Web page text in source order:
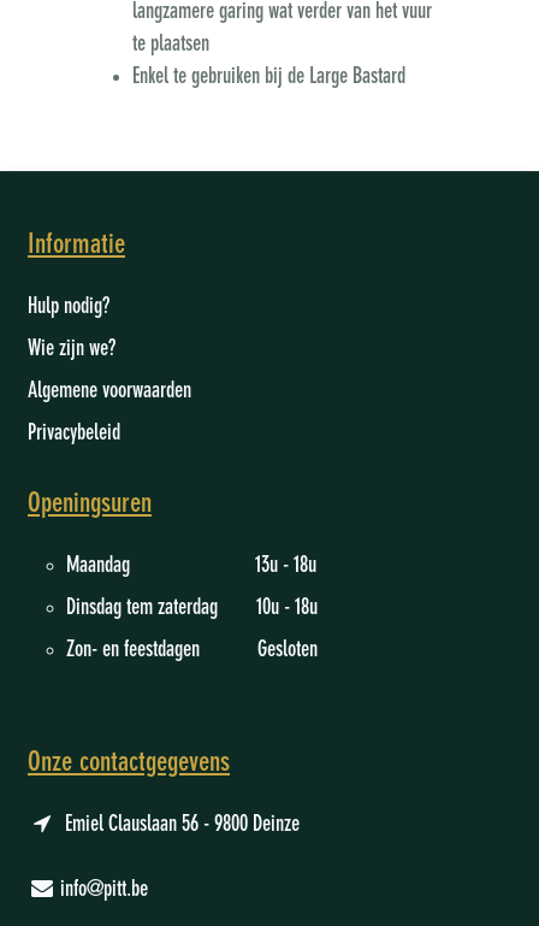
langzamere garing wat verder van het vuur
te plaatsen
Enkel te gebruiken bij de Large Bastard
Informatie
Hulp nodig?
Wie zijn we?
Algemene voorwaarden
Privacybeleid
Openingsuren
Maandag 13u - 18u
Dinsdag tem zaterdag 10u - 18u
Zon- en feestdagen Gesloten
Onze contactgegevens
Emiel Clauslaan 56 - 9800 Deinze
info@pitt.be